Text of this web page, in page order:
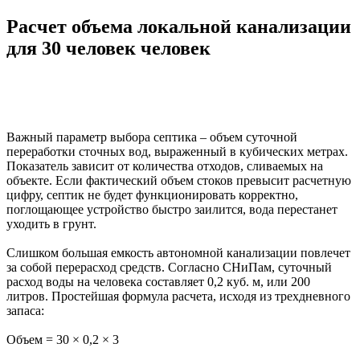
Расчет объема локальной канализации
для 30 человек человек
Важный параметр выбора септика – объем суточной
переработки сточных вод, выраженный в кубических метрах.
Показатель зависит от количества отходов, сливаемых на
объекте. Если фактический объем стоков превысит расчетную
цифру, септик не будет функционировать корректно,
поглощающее устройство быстро заилится, вода перестанет
уходить в грунт.
Слишком большая емкость автономной канализации повлечет
за собой перерасход средств. Согласно СНиПам, суточный
расход воды на человека составляет 0,2 куб. м, или 200
литров. Простейшая формула расчета, исходя из трехдневного
запаса:
Объем = 30 × 0,2 × 3